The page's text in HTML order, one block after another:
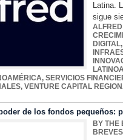
Latina.
sigue
ALFRED
DIGITAL,
, SERVICIOS
, VENTURE CAPITAL
de los fondos pequeños:
BY THE
BREVES